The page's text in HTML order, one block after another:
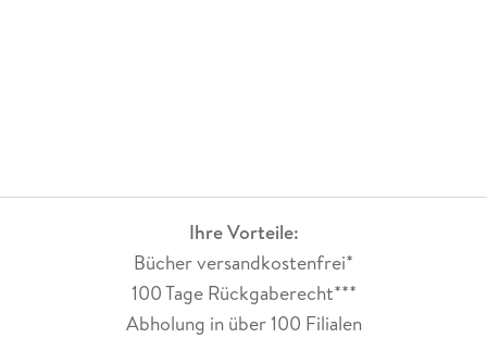
Ihre Vorteile:
Bücher versandkostenfrei*
100 Tage Rückgaberecht***
Abholung in über 100 Filialen